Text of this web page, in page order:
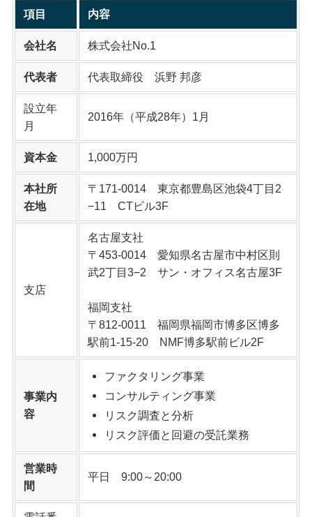
項目 内容
会社名 株式会社No.1
代表者 代表取締役 浜野 邦彦
設立年
月
2016年（平成28年）1月
資本金 1,000万円
本社所
在地
〒171-0014 東京都豊島区池袋4丁目2
−11 CTビル3F
支店
名古屋支社
〒453-0014 愛知県名古屋市中村区則
武2丁目3−2 サン・オフィス名古屋3F
福岡支社
〒812-0011 福岡県福岡市博多区博多
駅前1-15-20 NMF博多駅前ビル2F
事業内
容
ファクタリング事業
コンサルティング事業
リスク調査と分析
リスク評価と回避の受託業務
営業時
間
平日 9:00～20:00